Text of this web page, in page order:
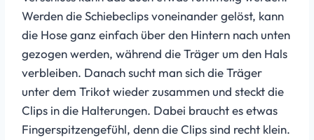
Werden die Schiebeclips voneinander gelöst, kann
die Hose ganz einfach über den Hintern nach unten
gezogen werden, während die Träger um den Hals
verbleiben. Danach sucht man sich die Träger
unter dem Trikot wieder zusammen und steckt die
Clips in die Halterungen. Dabei braucht es etwas
Fingerspitzengefühl, denn die Clips sind recht klein.